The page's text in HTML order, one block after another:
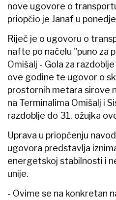
nove ugovore o
priopćio je Janaf u
Riječ je o ugovoru o
nafte po načelu "puno za
Omišalj - Gola za
ove godine te ugovor o
prostornih metara sirove
na Terminalima Omišalj i
razdoblje do 31. ožujka
Uprava u priopćenju
ugovora predstavlja
energetskoj stabilnosti i
unije.
- Ovime se na konkretan